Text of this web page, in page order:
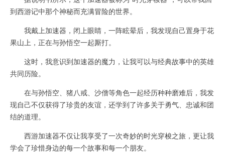
到西游记中那个神秘而充满冒险的世界。
我戴上加速器，闭上眼睛，一阵眩晕后，我发现自己置身于花
果山上，正在与孙悟空一起厮打。
这时，我意识到加速器的魔力，让我可以与经典故事中的英雄
共同历险。
在与孙悟空、猪八戒、沙僧等角色一起经历种种磨难后，我发
现自己不仅获得了珍贵的友谊，还学到了许多关于勇气、忠诚和团
结的道理。
西游加速器不仅让我享受了一次奇妙的时光穿梭之旅，更让我
学会了珍惜身边的每一个故事和每一个朋友。